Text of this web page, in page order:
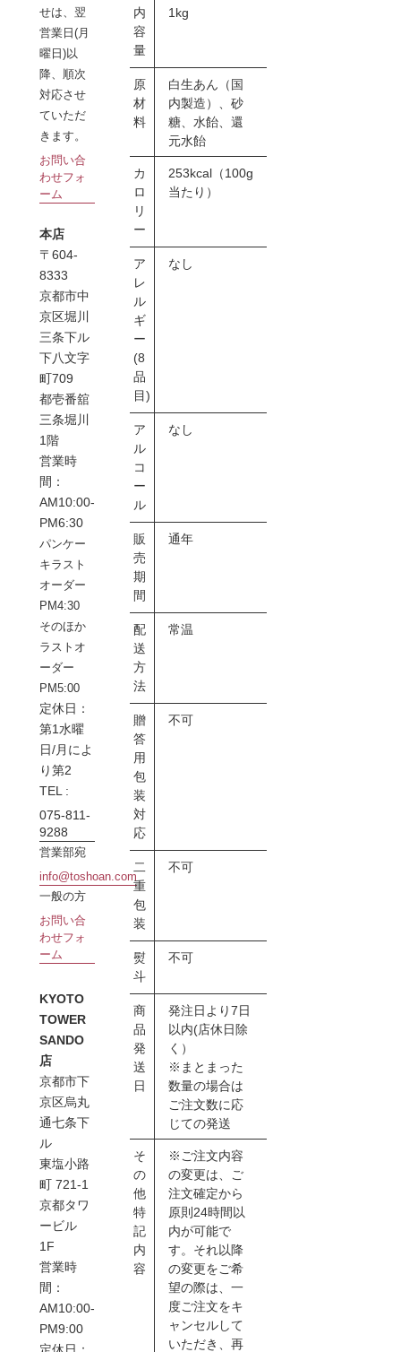
せは、翌
営業日(月
曜日)以
降、順次
対応させ
ていただ
きます。
お問い合
わせフォ
ーム
本店
〒604-
8333
京都市中
京区堀川
三条下ル
下八文字
町709
都壱番舘
三条堀川
1階
営業時
間：
AM10:00-
PM6:30
パンケー
キラスト
オーダー
PM4:30
そのほか
ラストオ
ーダー
PM5:00
定休日：
第1水曜
日/月によ
り第2
TEL :
075-811-
9288
営業部宛
info@toshoan.com
一般の方
お問い合
わせフォ
ーム
KYOTO
TOWER
SANDO
店
京都市下
京区烏丸
通七条下
ル
東塩小路
町 721-1
京都タワ
ービル
1F
営業時
間：
AM10:00-
PM9:00
内
容
量
1kg
原
材
料
白生あん（国
内製造）、砂
糖、水飴、還
元水飴
カ
ロ
リ
ー
253kcal（100g
当たり）
ア
レ
ル
ギ
ー
(8
品
目)
なし
ア
ル
コ
ー
ル
なし
販
売
期
間
通年
配
送
方
法
常温
贈
答
用
包
装
対
応
不可
二
重
包
装
不可
熨
斗
不可
商
品
発
送
日
発注日より7日
以内(店休日除
く）
※まとまった
数量の場合は
ご注文数に応
じての発送
そ
の
他
特
記
内
容
※ご注文内容
の変更は、ご
注文確定から
原則24時間以
内が可能で
す。それ以降
の変更をご希
望の際は、一
度ご注文をキ
ャンセルして
いただき、再